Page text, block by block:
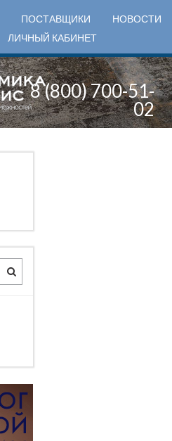
ПОСТАВЩИКИ
НОВОСТИ
ЛИЧНЫЙ КАБИНЕТ
8 (800) 700-51-
02